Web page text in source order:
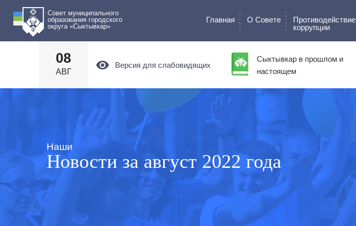
Совет муниципального
образования городского
округа «Сыктывкар»
Главная О Cовете
Противодействие
коррупции
08
АВГ
Версия для слабовидящих
Сыктывкар в прошлом и
настоящем
Наши
Новости за август 2022 года